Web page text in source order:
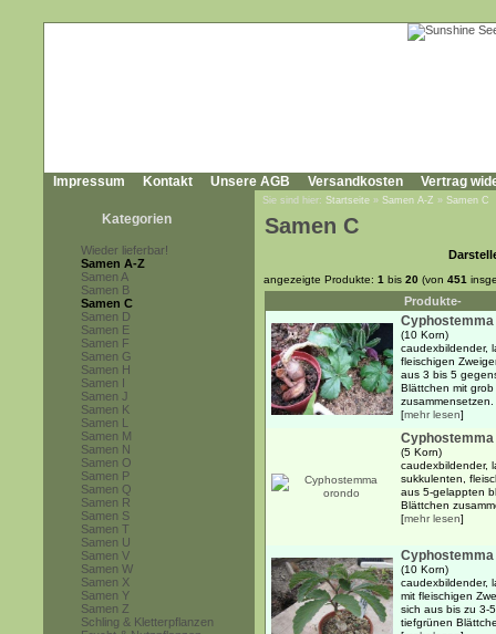
Impressum Kontakt Unsere AGB Versandkosten Vertrag
Kategorien
Wieder lieferbar!
Samen A-Z
Samen A
Samen B
Samen C
Samen D
Samen E
Samen F
Samen G
Samen H
Samen I
Samen J
Samen K
Samen L
Samen M
Samen N
Samen O
Samen P
Samen Q
Samen R
Samen S
Samen T
Samen U
Samen V
Samen W
Samen X
Samen Y
Samen Z
Schling & Kletterpflanzen
Sie sind hier: Startseite » Samen A-Z » Samen C
Samen C
angezeigte Produkte: 1 bis 20 (von 451
Produkte-
(10 Korn)
caudexbildender,
fleischigen
aus 3 bis 5
Blättchen mit
zusammensetzen.
[mehr lesen]
(5 Korn)
caudexbildender,
sukkulenten,
aus 5-gelappten
Blättchen
[mehr lesen]
(10 Korn)
caudexbildender,
mit fleischigen
sich aus bis zu 3-
tiefgrünen